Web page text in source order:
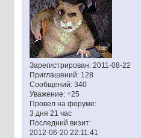
Зарегистрирован: 2011-08-22
Приглашений:128
Сообщений:340
Уважение: +25
Провел на форуме:
3 дня 21 час
Последний визит:
2012-06-20 22:11:41